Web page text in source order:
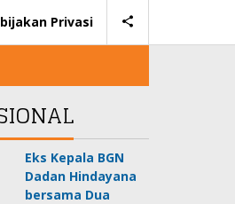
Privasi
Eks Kepala BGN
Dadan Hindayana
bersama Dua